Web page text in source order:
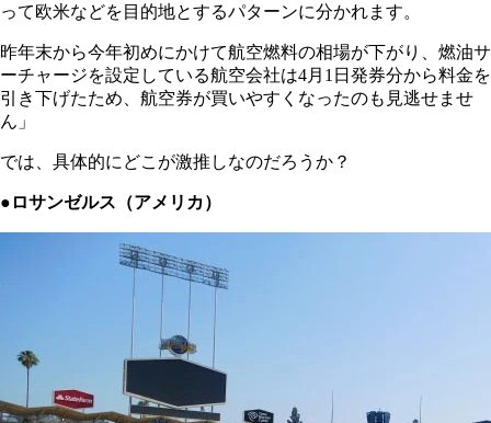
って欧米などを目的地とするパターンに分かれます。
昨年末から今年初めにかけて航空燃料の相場が下がり、燃油サ
ーチャージを設定している航空会社は4月1日発券分から料金を
引き下げたため、航空券が買いやすくなったのも見逃せませ
ん」
では、具体的にどこが激推しなのだろうか？
●ロサンゼルス（アメリカ）